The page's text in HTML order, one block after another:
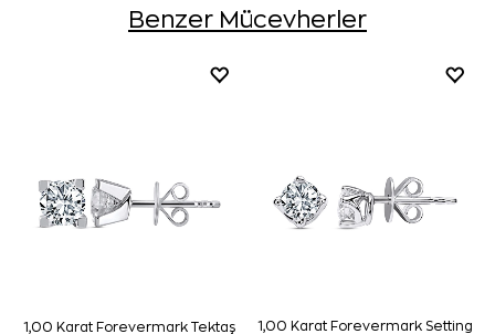
Benzer Mücevherler
1,00 Karat Forevermark Tektaş
1,00 Karat Forevermark Setting